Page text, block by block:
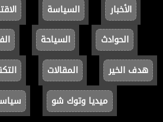
الأخبار السياسة
الحوادث
السياحة
هدف الخير
المقالات
ميديا وتوك شو